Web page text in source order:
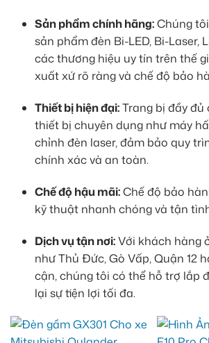
Sản phẩm chính hãng:Chúng
sản phẩm đèn Bi-LED, Bi-Laser,
các thương hiệu uy tín trên thế
xuất xứ rõ ràng và chế độ bảo
Thiết bị hiện đại:Trang bị đầy đủ
thiết bị chuyên dụng như máy
chỉnh đèn laser, đảm bảo quy
chính xác và an toàn.
Chế độ hậu mãi:Chế độ bảo
kỹ thuật nhanh chóng và tận
Dịch vụ tận nơi:Với khách hàng
như Thủ Đức, Gò Vấp, Quận 12
cận, chúng tôi có thể hỗ trợ lắp
lại sự tiện lợi tối đa.